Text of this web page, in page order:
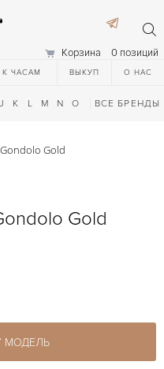
Корзина 0 позиций
ЧАСАМ ВЫКУП О НАС
J K L M N O Q R S T
ВСЕ БРЕНДЫ
Gold
Gold
МОДЕЛЬ